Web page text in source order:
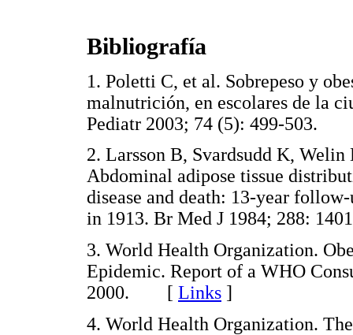
Bibliografía
1. Poletti C, et al. Sobrepeso y
malnutrición, en escolares de la
Pediatr 2003; 74 (5): 499-
2. Larsson B, Svardsudd K,
Abdominal adipose tissue
disease and death: 13-year
in 1913. Br Med J 1984; 288:
3. World Health Organization.
Epidemic. Report of a WHO
2000. [ Links ]
4. World Health Organization.